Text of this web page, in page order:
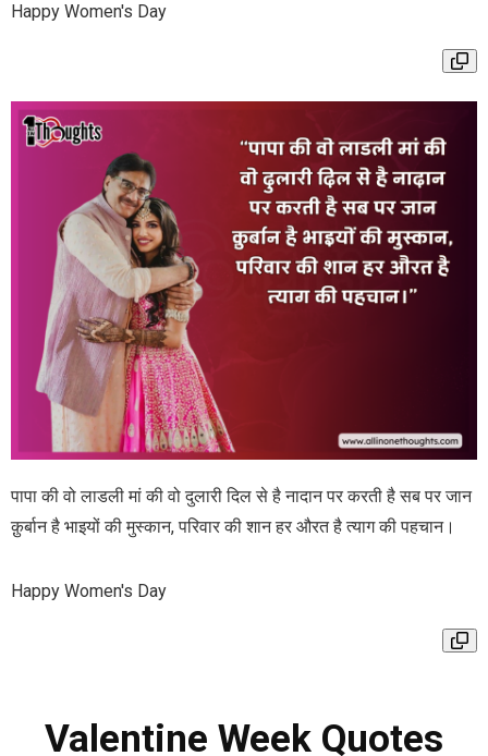
Happy Women's Day
पापा की वो लाडली मां की वो दुलारी दिल से है नादान पर करती है सब पर जान
क़ुर्बान है भाइयों की मुस्कान, परिवार की शान हर औरत है त्याग की पहचान।
Happy Women's Day
Valentine Week Quotes